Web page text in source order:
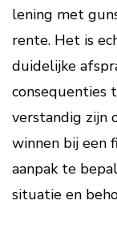
lening met
rente. Het is
duidelijke
consequenties
verstandig zijn
winnen bij een
aanpak te
situatie en